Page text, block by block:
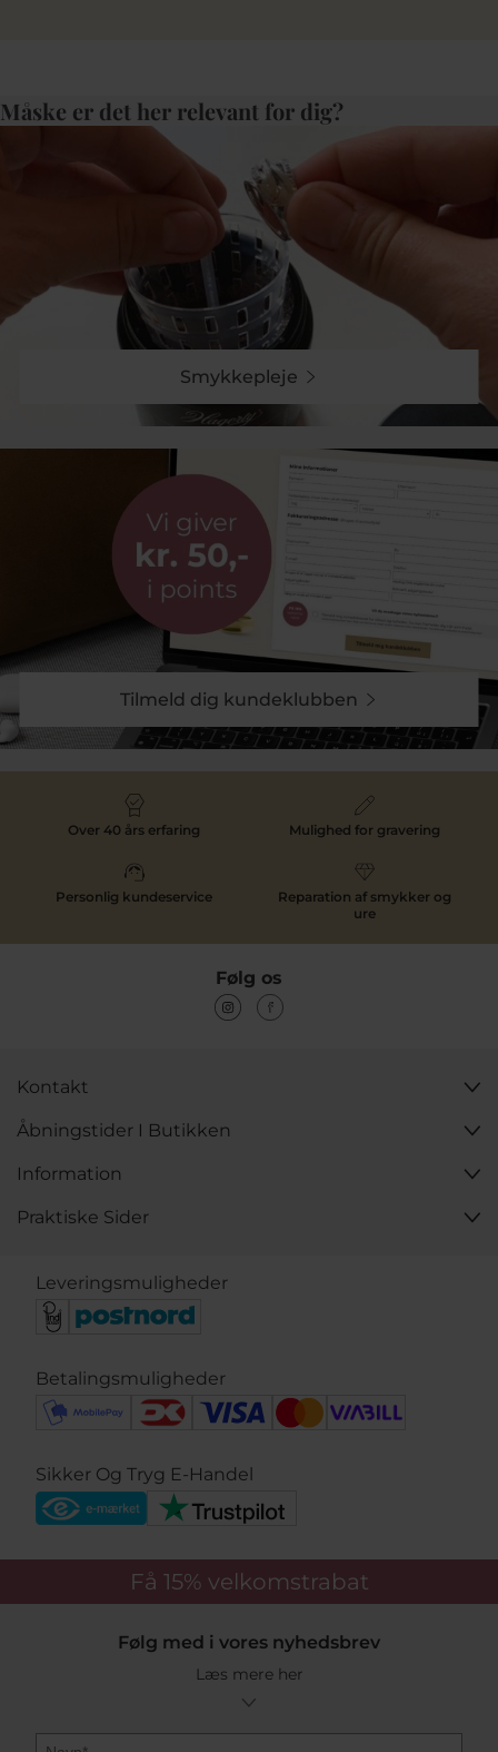
Måske er det her relevant for dig?
Smykkepleje
Tilmeld dig kundeklubben
Over 40 års erfaring Mulighed for gravering
Personlig kundeservice
Reparation af smykker og
ure
Følg os
Kontakt
Åbningstider I Butikken
Information
Praktiske Sider
Leveringsmuligheder
Betalingsmuligheder
Sikker Og Tryg E-Handel
Få 15% velkomstrabat
Følg med i vores nyhedsbrev
Læs mere her